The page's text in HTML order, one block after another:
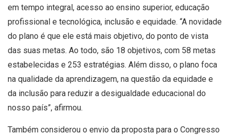
em tempo integral, acesso ao ensino superior, educação
profissional e tecnológica, inclusão e equidade. “A novidade
do plano é que ele está mais objetivo, do ponto de vista
das suas metas. Ao todo, são 18 objetivos, com 58 metas
estabelecidas e 253 estratégias. Além disso, o plano foca
na qualidade da aprendizagem, na questão da equidade e
da inclusão para reduzir a desigualdade educacional do
nosso país”, afirmou.
Também considerou o envio da proposta para o Congresso